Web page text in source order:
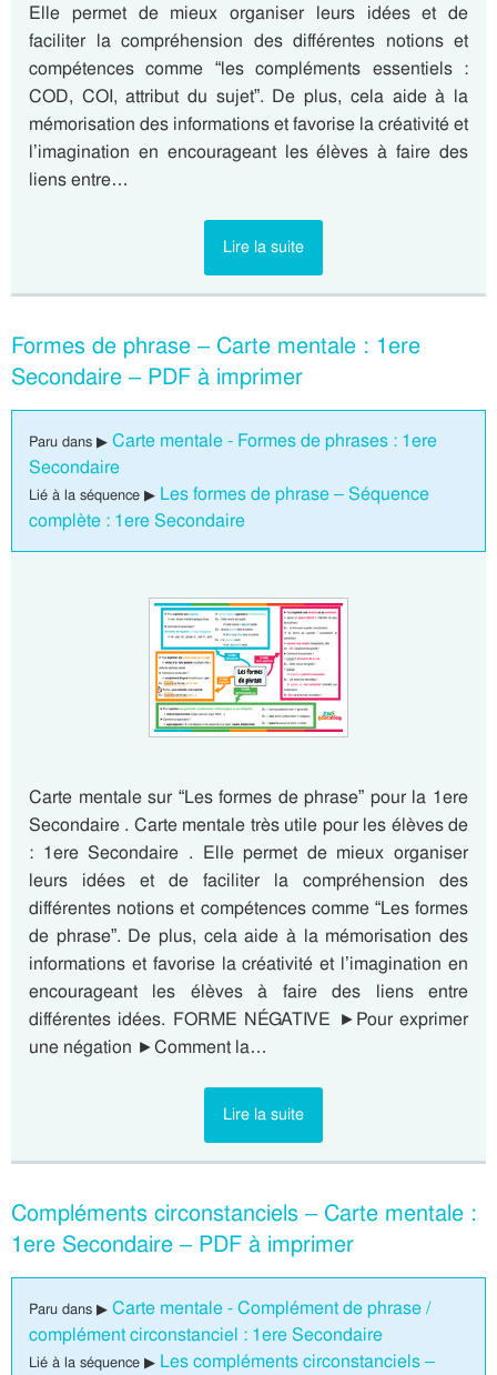
Elle permet de mieux organiser leurs idées et de
faciliter la compréhension des différentes notions et
compétences comme “les compléments essentiels :
COD, COI, attribut du sujet”. De plus, cela aide à la
mémorisation des informations et favorise la créativité et
l’imagination en encourageant les élèves à faire des
liens entre…
Lire la suite
Formes de phrase – Carte mentale : 1ere
Secondaire – PDF à imprimer
Paru dans ▶ Carte mentale - Formes de phrases : 1ere
Secondaire
Lié à la séquence ▶ Les formes de phrase – Séquence
complète : 1ere Secondaire
Carte mentale sur “Les formes de phrase” pour la 1ere
Secondaire . Carte mentale très utile pour les élèves de
: 1ere Secondaire . Elle permet de mieux organiser
leurs idées et de faciliter la compréhension des
différentes notions et compétences comme “Les formes
de phrase”. De plus, cela aide à la mémorisation des
informations et favorise la créativité et l’imagination en
encourageant les élèves à faire des liens entre
différentes idées. FORME NÉGATIVE ►Pour exprimer
une négation ►Comment la…
Lire la suite
Compléments circonstanciels – Carte mentale :
1ere Secondaire – PDF à imprimer
Paru dans ▶ Carte mentale - Complément de phrase /
complément circonstanciel : 1ere Secondaire
Lié à la séquence ▶ Les compléments circonstanciels –